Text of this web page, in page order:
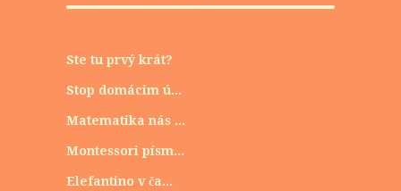
Ste tu prvý krát?
Stop domácim ú...
Matematika nás ...
Montessori písm...
Elefantino v ča...